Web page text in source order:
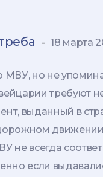
- 18 марта
но не
требуют
выданный в
движении
не всегда
если